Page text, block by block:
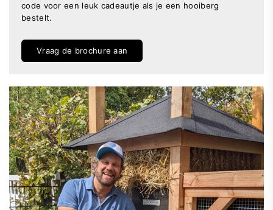
code voor een leuk cadeautje als je een hooiberg
bestelt.
Vraag de brochure aan